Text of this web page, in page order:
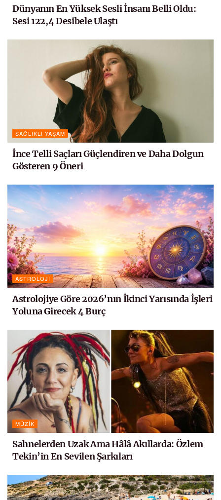
Dünyanın En Yüksek Sesli İnsanı Belli Oldu:
Sesi 122,4 Desibele Ulaştı
SAĞLIKLI YAŞAM
İnce Telli Saçları Güçlendiren ve Daha Dolgun
Gösteren 9 Öneri
ASTROLOJI
Astrolojiye Göre 2026’nın İkinci Yarısında İşleri
Yoluna Girecek 4 Burç
MÜZIK
Sahnelerden Uzak Ama Hâlâ Akıllarda: Özlem
Tekin’in En Sevilen Şarkıları